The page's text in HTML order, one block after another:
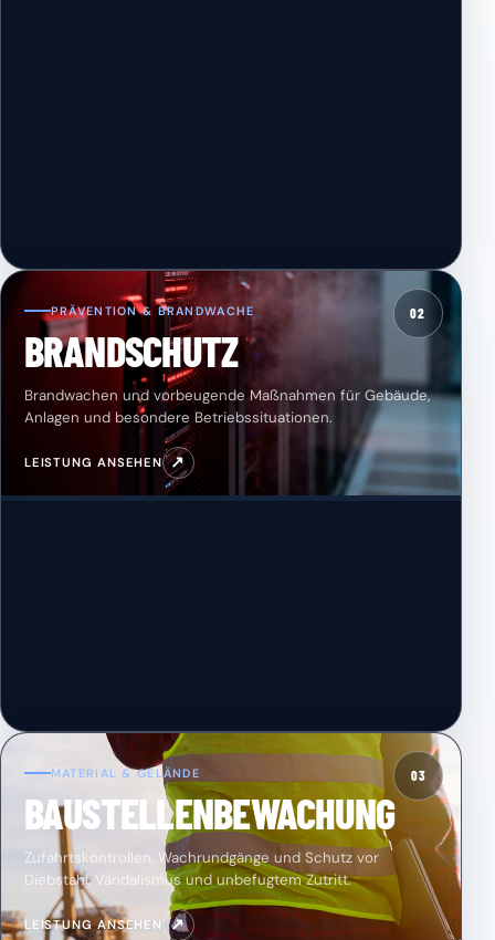
02
PRÄVENTION & BRANDWACHE
BRANDSCHUTZ
Brandwachen und vorbeugende Maßnahmen für Gebäude,
Anlagen und besondere Betriebssituationen.
LEISTUNG ANSEHEN ↗
03
MATERIAL & GELÄNDE
BAUSTELLENBEWACHUNG
Zufahrtskontrollen, Wachrundgänge und Schutz vor
Diebstahl, Vandalismus und unbefugtem Zutritt.
LEISTUNG ANSEHEN ↗